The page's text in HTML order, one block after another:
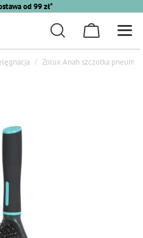
od 99 zł*
Zolux Anah szczotka